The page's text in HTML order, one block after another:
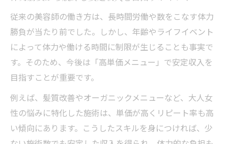
社会保険完備の美容室が女性の未来を支え
る理由
高収入を目指す女性美容師のキャリアアッ
プ術
すめ
安定した収入とやりがいを両立する求人の
従来の美容師の働き方は、長時間労働や数をこなす体力
勝負が当たり前でした。しかし、年齢やライフイベント
によって体力や働ける時間に制限が生じることも事実で
す。そのため、今後は「高単価メニュー」で安定収入を
目指すことが重要です。
例えば、髪質改善やオーガニックメニューなど、大人女
性の悩みに特化した施術は、単価が高くリピート率も高
い傾向にあります。こうしたスキルを身につければ、少